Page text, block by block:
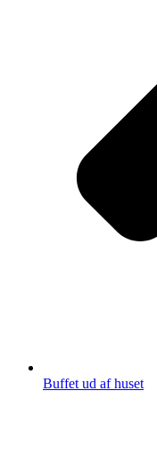
Buffet ud af huset